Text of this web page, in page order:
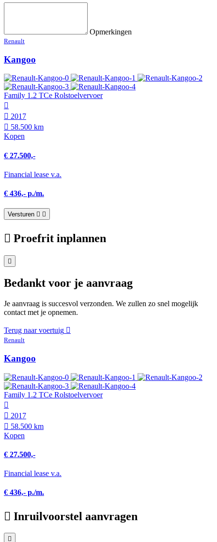
Opmerkingen
Renault
Kangoo
Family 1.2 TCe Rolstoelvervoer
2017
58.500 km
Kopen
€ 27.500,-
Financial lease v.a.
€ 436,- p./m.
Versturen
Proefrit inplannen
Bedankt voor je aanvraag
Je aanvraag is succesvol verzonden. We zullen zo snel mogelijk
contact met je opnemen.
Terug naar voertuig
Renault
Kangoo
Family 1.2 TCe Rolstoelvervoer
2017
58.500 km
Kopen
€ 27.500,-
Financial lease v.a.
€ 436,- p./m.
Inruilvoorstel aanvragen